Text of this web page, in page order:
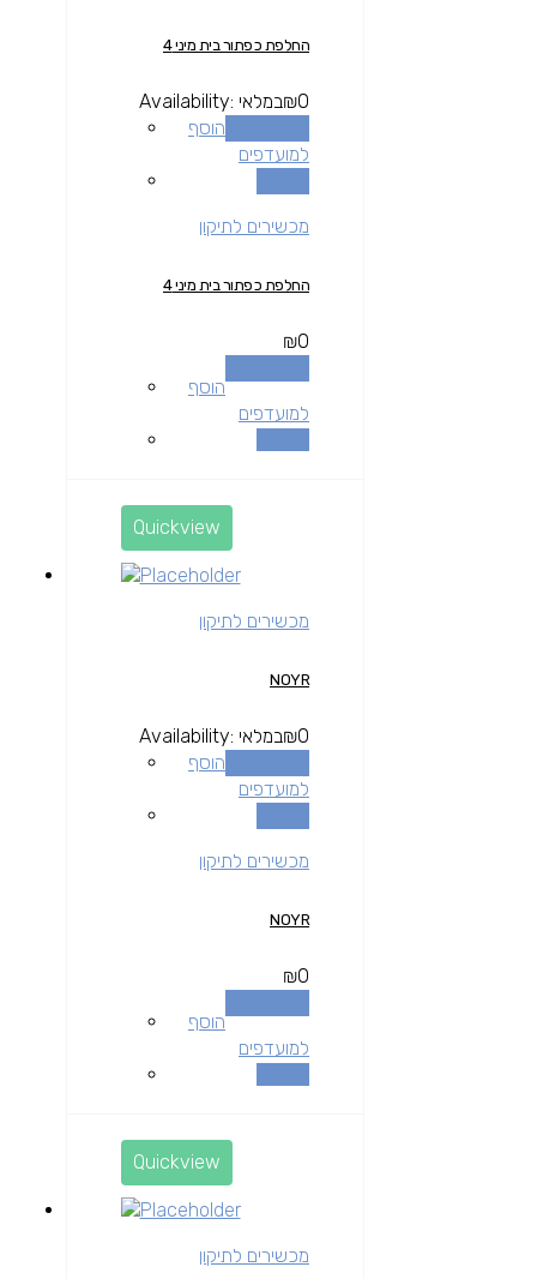
החלפת כפתור בית מיני 4
₪0
Availability: במלאי
הוסף
למועדפים
מכשירים לתיקון
החלפת כפתור בית מיני 4
₪0
הוסף
למועדפים
Quickview
מכשירים לתיקון
NOYR
₪0
Availability: במלאי
הוסף
למועדפים
מכשירים לתיקון
NOYR
₪0
הוסף
למועדפים
Quickview
מכשירים לתיקון